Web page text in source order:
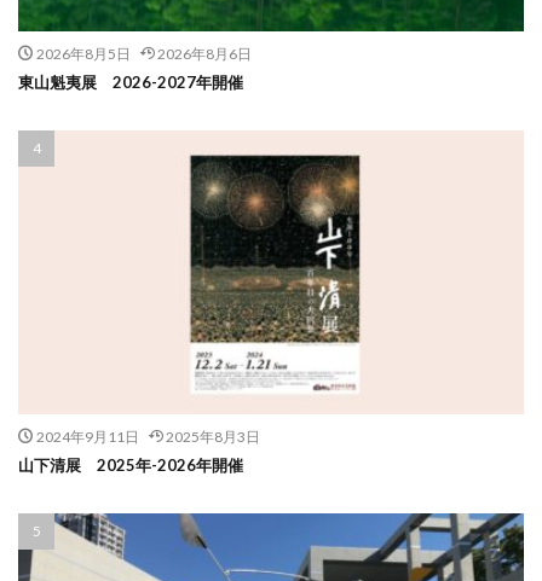
2026年8月5日 2026年8月6日
東山魁夷展 2026-2027年開催
2024年9月11日 2025年8月3日
山下清展 2025年-2026年開催